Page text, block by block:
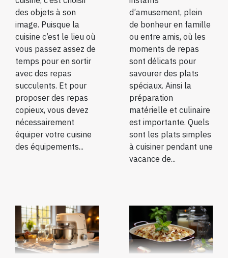
des objets à son
image. Puisque la
cuisine c’est le lieu où
vous passez assez de
temps pour en sortir
avec des repas
succulents. Et pour
proposer des repas
copieux, vous devez
nécessairement
équiper votre cuisine
des équipements...
d’amusement, plein
de bonheur en famille
ou entre amis, où les
moments de repas
sont délicats pour
savourer des plats
spéciaux. Ainsi la
préparation
matérielle et culinaire
est importante. Quels
sont les plats simples
à cuisiner pendant une
vacance de...